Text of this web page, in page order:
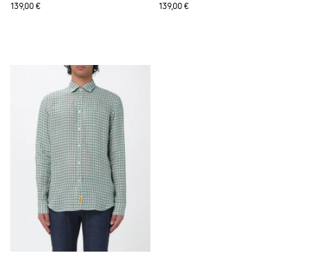
139,00 € 139,00 €